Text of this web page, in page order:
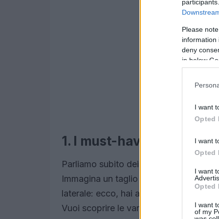
Please
information
deny
in below
I want
Opted
I want
Opted
I want
Opted
I want
of my
1. I must-have
Parliamo subito dei
Immagina un taglio che si presenta
laterale: ecco, hai appena
Vuoi scoprire le varianti più in voga?